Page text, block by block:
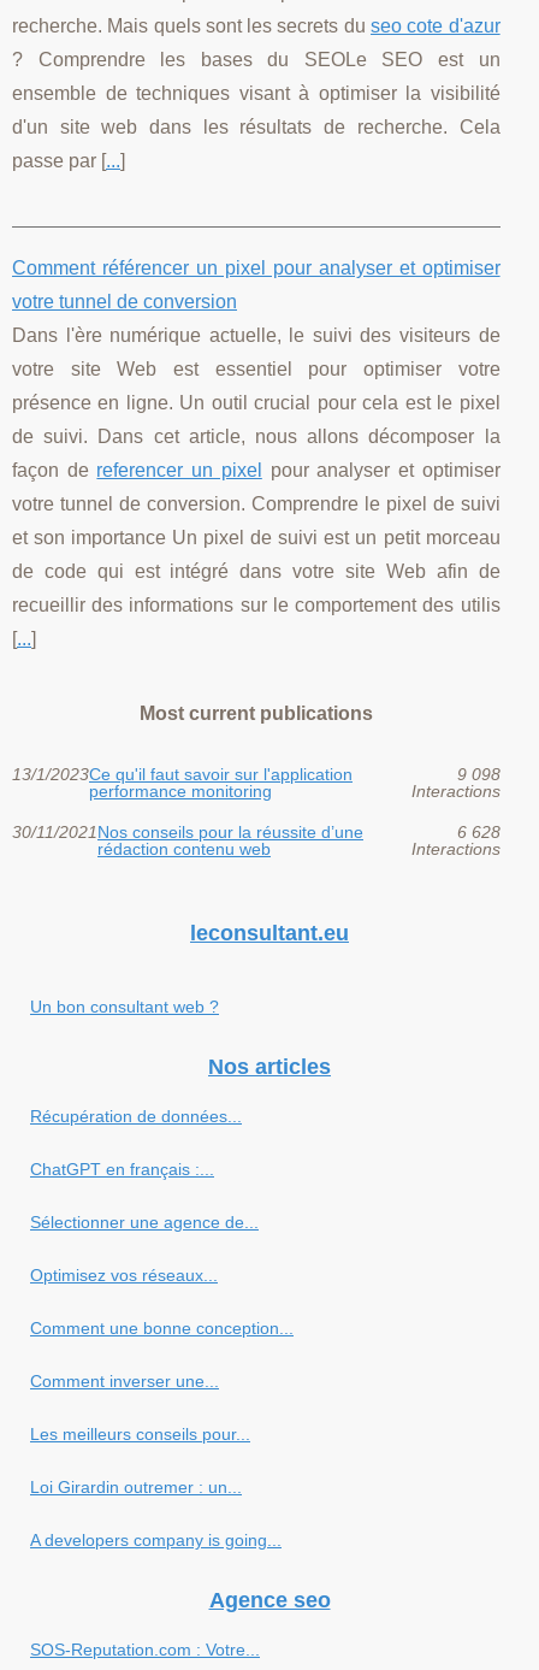
recherche. Mais quels sont les secrets duseo cote d'azur
? Comprendre les bases du SEOLe SEO est un
ensemble de techniques visant à optimiser la visibilité
d'un site web dans les résultats de recherche. Cela
passe par [...]
Comment référencer un pixel pour analyser et optimiser
votre tunnel de conversion
Dans l'ère numérique actuelle, le suivi des visiteurs de
votre site Web est essentiel pour optimiser votre
présence en ligne. Un outil crucial pour cela est le pixel
de suivi. Dans cet article, nous allons décomposer la
façon de referencer un pixel
pour analyser et optimiser
votre tunnel de conversion. Comprendre le pixel de suivi
et son importance Un pixel de suivi est un petit morceau
de code qui est intégré dans votre site Web afin de
recueillir des informations sur le comportement des utilis
[...]
Most current publications
13/1/2023Ce qu'il faut savoir sur l'application
performance monitoring
9 098
Interactions
30/11/2021Nos conseils pour la réussite d’une
rédaction contenu web
6 628
Interactions
leconsultant.eu
Un bon consultant web ?
Nos articles
Récupération de données...
ChatGPT en français :...
Sélectionner une agence de...
Optimisez vos réseaux...
Comment une bonne conception...
Comment inverser une...
Les meilleurs conseils pour...
Loi Girardin outremer : un...
A developers company is going...
Agence seo
SOS-Reputation.com : Votre...